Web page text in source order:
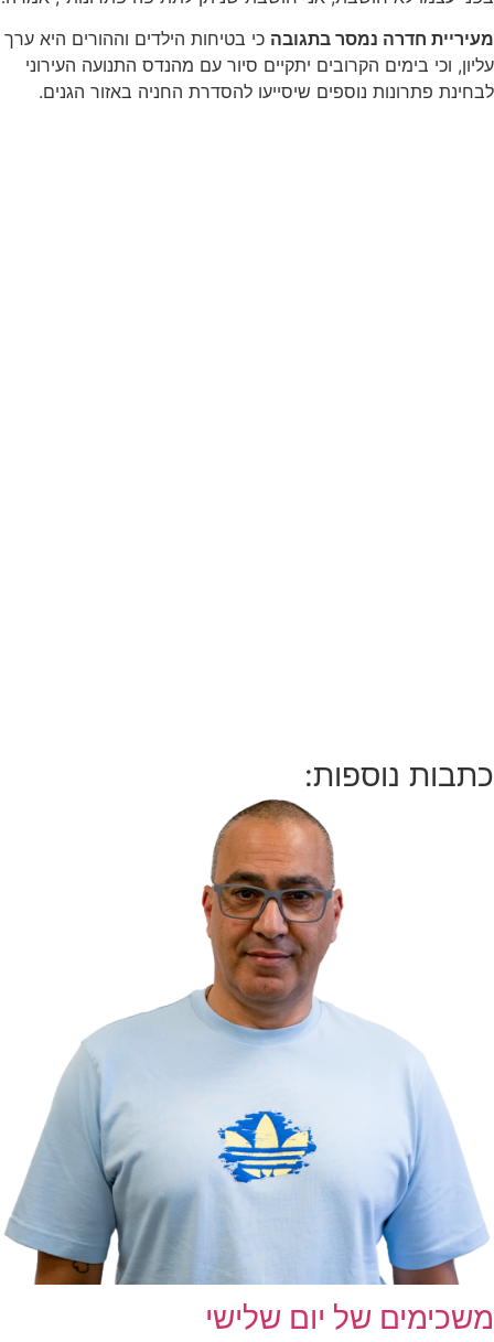
מעיריית חדרה נמסר בתגובה כי בטיחות הילדים וההורים היא ערך
עליון, וכי בימים הקרובים יתקיים סיור עם מהנדס התנועה העירוני
לבחינת פתרונות נוספים שיסייעו להסדרת החניה באזור הגנים.
כתבות נוספות:
משכימים של יום שלישי